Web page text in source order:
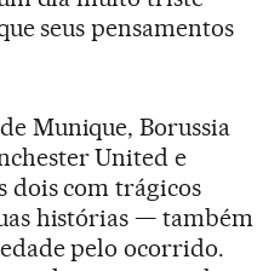
seus pensamentos
Munique, Borussia
United e
com trágicos
histórias — também
pelo ocorrido.